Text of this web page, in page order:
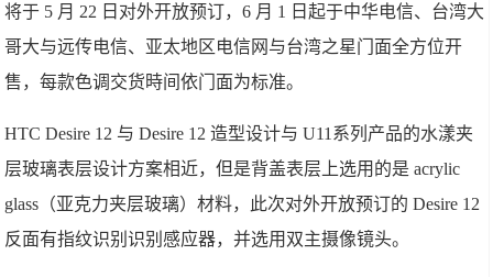
将于 5 月 22 日对外开放预订，6 月 1 日起于中华电信、台湾大
哥大与远传电信、亚太地区电信网与台湾之星门面全方位开
售，每款色调交货時间依门面为标准。
HTC Desire 12 与 Desire 12 造型设计与 U11系列产品的水漾夹
层玻璃表层设计方案相近，但是背盖表层上选用的是 acrylic
glass（亚克力夹层玻璃）材料，此次对外开放预订的 Desire 12
反面有指纹识别识别感应器，并选用双主摄像镜头。